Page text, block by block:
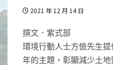
2021 年 12 月 14 日
撰文．紫式部
環境行動人士方儉先生
年的主題，彰顯減少土地